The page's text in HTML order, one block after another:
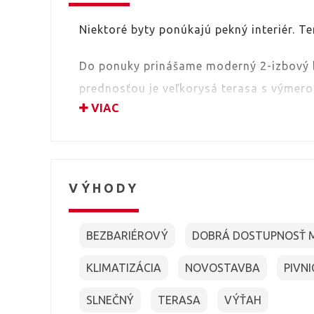
Niektoré byty ponúkajú pekný interiér.
Do ponuky prinášame moderný 2-
prednosťou je veľkorysá terasa s
zriedka – či už ju zariadite ako
Samotný byt má výmeru 50 m² a
s výťahom a bezbariérovým vstupom.
v každej miestnosti.
K bytu prislúcha pivnica a parkovacie
28.000,- EUR.
VIAC
VÝHODY
BEZBARIÉROVÝ DOBRÁ DOSTUPNOSŤ
KLIMATIZÁCIA NOVOSTAVBA
SLNEČNÝ TERASA VÝŤAH